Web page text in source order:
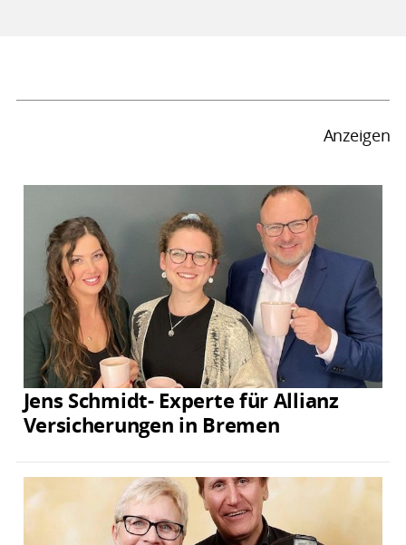
Anzeigen
Jens Schmidt- Experte für Allianz
Versicherungen in Bremen